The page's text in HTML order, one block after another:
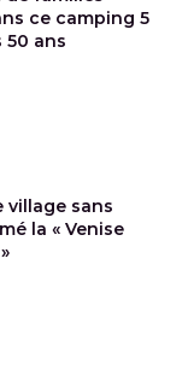
ce camping 5
50 ans
village sans
la « Venise